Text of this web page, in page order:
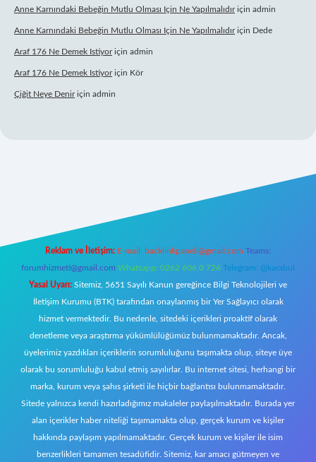
Anne Karnındaki Bebeğin Mutlu Olması Için Ne Yapılmalıdıriçin admin
Anne Karnındaki Bebeğin Mutlu Olması Için Ne Yapılmalıdıriçin Dede
Araf 176 Ne Demek Istiyoriçin admin
Araf 176 Ne Demek Istiyoriçin Kör
Çiğit Neye Deniriçin admin
Reklam ve İletişim: E-mail: backlinkpaneli@gmail.com Teams:
forumhizmeti@gmail.com Whatsapp: 0262 606 0 726 Telegram: @karabul
Yasal Uyarı: Sitemiz, 5651 Sayılı Kanun gereğince Bilgi Teknolojileri ve
İletişim Kurumu (BTK) tarafından onaylanmış bir Yer Sağlayıcı olarak
hizmet vermektedir. Bu nedenle, sitedeki içerikleri proaktif olarak
denetleme veya araştırma yükümlülüğümüz bulunmamaktadır. Ancak,
üyelerimiz yazdıkları içeriklerin sorumluluğunu taşımakta olup, siteye üye
olarak bu sorumluluğu kabul etmiş sayılırlar. Bu internet sitesi, herhangi bir
marka, kurum veya şahıs şirketi ile hiçbir bağlantısı bulunmamaktadır.
Sitede yalnızca kendi hazırladığımız makaleler paylaşılmaktadır. Burada yer
alan içerikler haber niteliği taşımamakta olup, gerçek kurum ve kişiler
hakkında paylaşım yapılmamaktadır. Gerçek kurum ve kişiler ile isim
benzerlikleri tamamen tesadüfidir. Sitemiz, kar amacı gütmeyen ve